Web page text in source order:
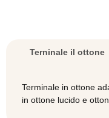
Terninale il ottone
Terminale in ottone
in ottone lucido e